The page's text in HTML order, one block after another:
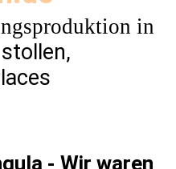
in
stollen,
- Wir waren